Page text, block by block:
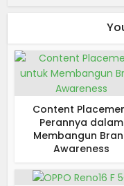
Content
Perannya dalam
Membangun
Awareness